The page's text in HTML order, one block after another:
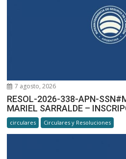
7 agosto, 2026
RESOL-2026-338-APN-
MARIEL SARRALDE –
circulares Circulares y Resoluciones